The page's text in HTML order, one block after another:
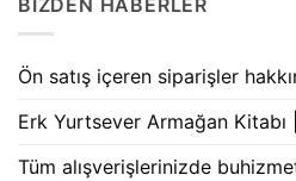
Ön satış içeren siparişler
Erk Yurtsever Armağan Kitabı |
Tüm alışverişlerinizde